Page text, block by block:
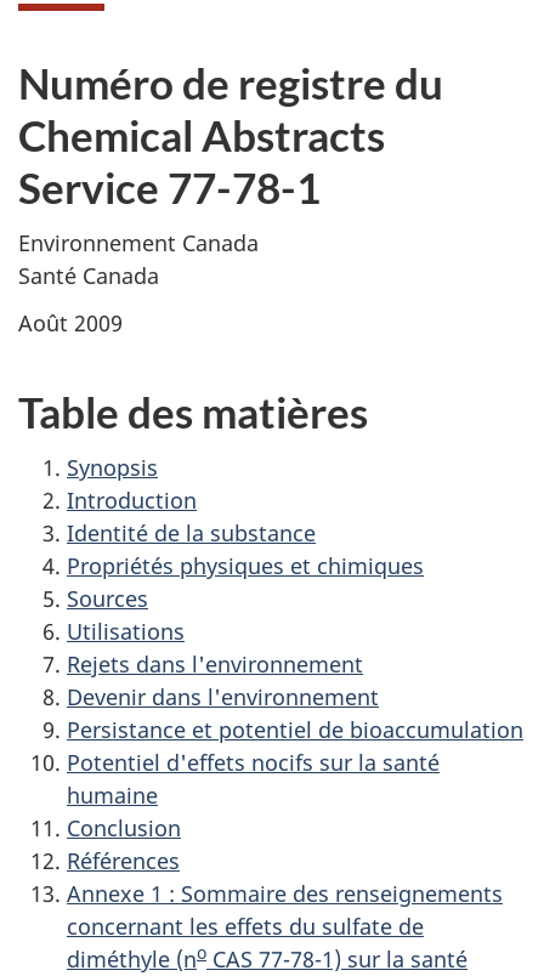
Numéro de registre du
Chemical Abstracts
Service 77-78-1
Environnement Canada
Santé Canada
Août 2009
Table des matières
Synopsis
Introduction
Identité de la substance
Propriétés physiques et chimiques
Sources
Utilisations
Rejets dans l'environnement
Devenir dans l'environnement
Persistance et potentiel de bioaccumulation
Potentiel d'effets nocifs sur la santé
humaine
Conclusion
Références
Annexe 1 : Sommaire des renseignements
concernant les effets du sulfate de
diméthyle (no CAS 77-78-1) sur la santé